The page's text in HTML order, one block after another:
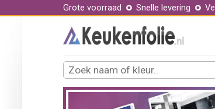
Grote voorraad Snelle levering